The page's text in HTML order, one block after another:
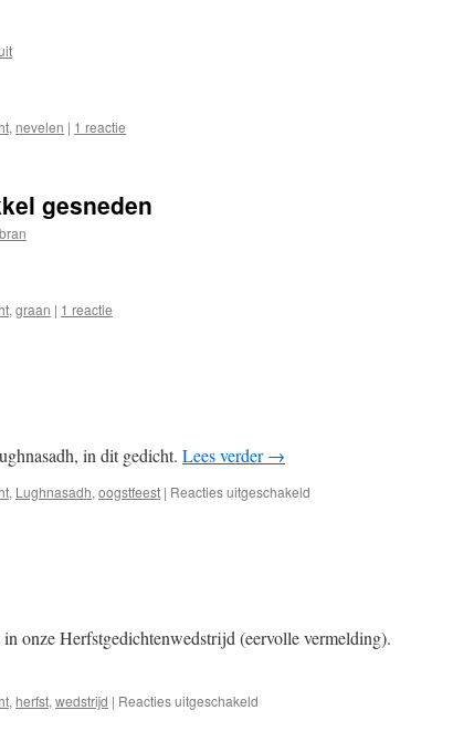
, nevelen | 1 reactie
gesneden
, graan | 1 reactie
in dit gedicht. Lees verder→
, Lughnasadh, oogstfeest | Reacties uitgeschakeld
onze Herfstgedichtenwedstrijd (eervolle vermelding).
, herfst, wedstrijd | Reacties uitgeschakeld